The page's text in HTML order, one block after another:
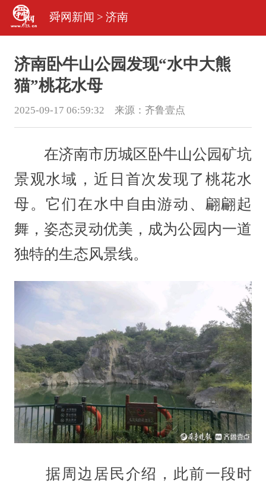
舜网新闻 > 济南
济南卧牛山公园发现“水中大熊
猫”桃花水母
2025-09-17 06:59:32 来源： 齐鲁壹点
在济南市历城区卧牛山公园矿坑
景观水域，近日首次发现了桃花水
母。它们在水中自由游动、翩翩起
舞，姿态灵动优美，成为公园内一道
独特的生态风景线。
据周边居民介绍，此前一段时